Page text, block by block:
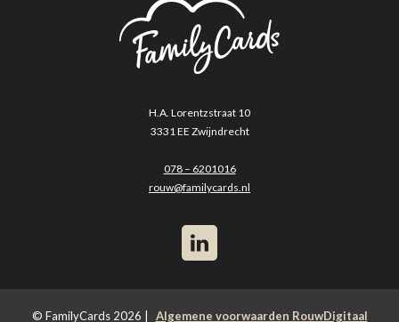
H.A. Lorentzstraat 10
3331 EE Zwijndrecht
078 – 6201016
rouw@familycards.nl
© FamilyCards 2026 | Algemene voorwaarden RouwDigitaal